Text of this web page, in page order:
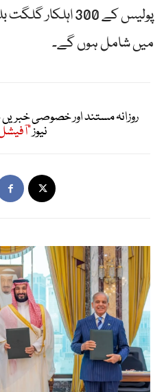
پولیس کے 300
میں شامل ہوں گے۔
روزانہ مستند اور خصوصی
نیوز